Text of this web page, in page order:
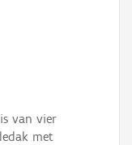
van vier
met